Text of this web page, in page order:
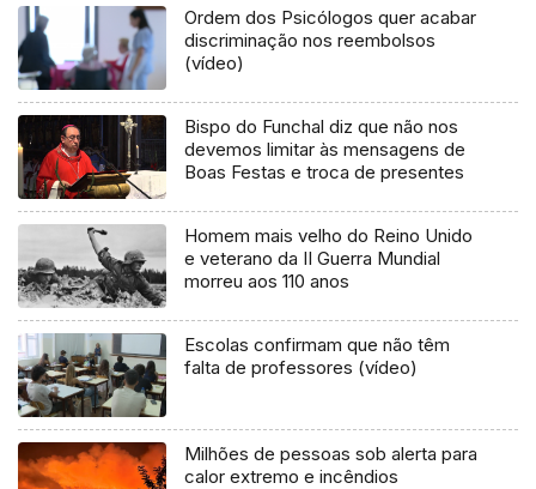
Ordem dos Psicólogos quer acabar
discriminação nos reembolsos
(vídeo)
Bispo do Funchal diz que não nos
devemos limitar às mensagens de
Boas Festas e troca de presentes
Homem mais velho do Reino Unido
e veterano da II Guerra Mundial
morreu aos 110 anos
Escolas confirmam que não têm
falta de professores (vídeo)
Milhões de pessoas sob alerta para
calor extremo e incêndios